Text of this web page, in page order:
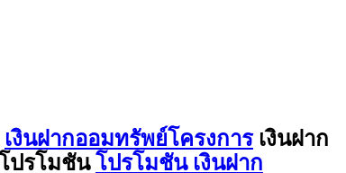
เงินฝากออมทรัพย์โครงการ เงินฝาก
โปรโมชัน โปรโมชัน เงินฝาก